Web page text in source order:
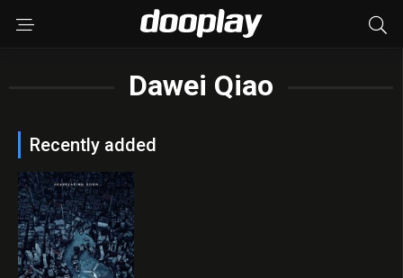
Dawei Qiao
Recently added